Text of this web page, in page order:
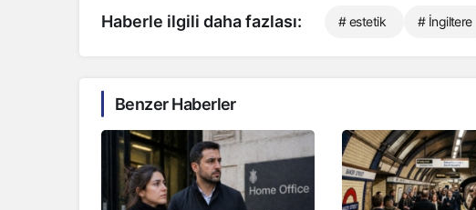
Haberle ilgili daha fazlası: # estetik # İngiltere
Benzer Haberler